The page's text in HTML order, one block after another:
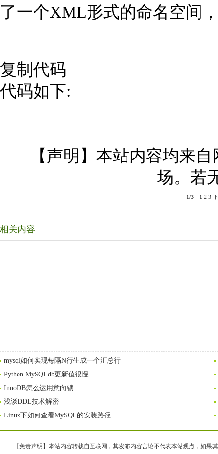
了一个XML形式的命名空间
复制代码
代码如下:
【声明】本站内容均来
场。若
1/3 1 2 3
相关内容
mysql如何实现每隔N行生成一个汇总行
Python MySQLdb更新值很慢
InnoDB怎么运用意向锁
浅谈DDL技术解密
Linux下如何查看MySQL的安装路径
【免责声明】本站内容转载自互联网，其发布内容言论不代表本站观点，如果